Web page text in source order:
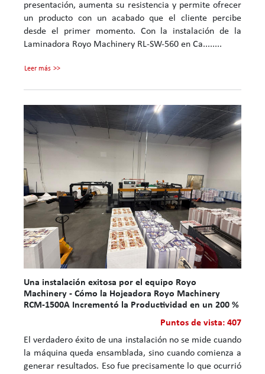
presentación, aumenta su resistencia y permite ofrecer
un producto con un acabado que el cliente percibe
desde el primer momento. Con la instalación de la
Laminadora Royo Machinery RL-SW-560 en Ca........
Leer más
Una instalación exitosa por el equipo Royo
Machinery - Cómo la Hojeadora Royo Machinery
RCM-1500A Incrementó la Productividad en un 200 %
Puntos de vista: 407
El verdadero éxito de una instalación no se mide cuando
la máquina queda ensamblada, sino cuando comienza a
generar resultados. Eso fue precisamente lo que ocurrió